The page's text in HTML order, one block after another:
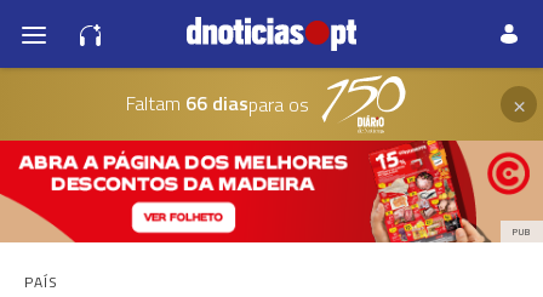
Faltam 66 diaspara os ×
PUB
PAÍS